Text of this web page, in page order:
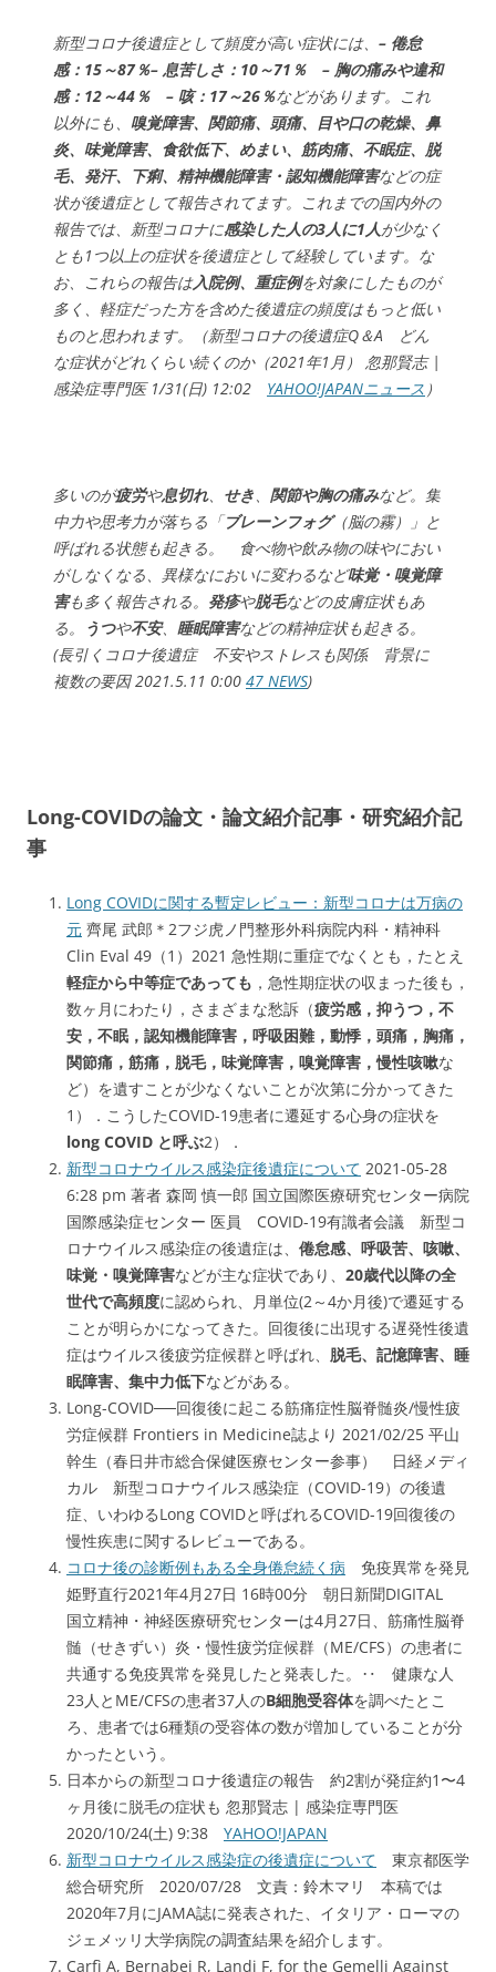
新型コロナ後遺症として頻度が高い症状には、 – 倦怠
感：15～87％– 息苦しさ：10～71％ – 胸の痛みや違和
感：12～44％ – 咳：17～26％などがあります。これ
以外にも、 嗅覚障害、関節痛、頭痛、目や口の乾燥、鼻
炎、味覚障害、食欲低下、めまい、筋肉痛、不眠症、脱
毛、発汗、下痢、精神機能障害・認知機能障害などの症
状が後遺症として報告されてます。これまでの国内外の
報告では、新型コロナに感染した人の3人に1人が少なく
とも1つ以上の症状を後遺症として経験しています。な
お、これらの報告は入院例、重症例を対象にしたものが
多く、軽症だった方を含めた後遺症の頻度はもっと低い
ものと思われます。（新型コロナの後遺症Q＆A どん
な症状がどれくらい続くのか（2021年1月） 忽那賢志 |
感染症専門医 1/31(日) 12:02 YAHOO!JAPANニュース ）
多いのが疲労や息切れ、 せき、 関節や胸の痛みなど。集
中力や思考力が落ちる「ブレーンフォグ（脳の霧）」と
呼ばれる状態も起きる。 食べ物や飲み物の味やにおい
がしなくなる、異様なにおいに変わるなど味覚・嗅覚障
害も多く報告される。 発疹や脱毛などの皮膚症状もあ
る。
うつや不安、 睡眠障害などの精神症状も起きる。
(長引くコロナ後遺症 不安やストレスも関係 背景に
複数の要因 2021.5.11 0:00 47 NEWS)
Long-COVIDの論文・論文紹介記事・研究紹介記
事
Long COVIDに関する暫定レビュー：新型コロナは万病の
元 齊尾 武郎＊2フジ虎ノ門整形外科病院内科・精神科
Clin Eval 49（1）2021 急性期に重症でなくとも，たとえ
軽症から中等症であっても ，急性期症状の収まった後も，
数ヶ月にわたり，さまざまな愁訴（疲労感，抑うつ，不
安，不眠，認知機能障害，呼吸困難，動悸，頭痛，胸痛，
関節痛，筋痛，脱毛，味覚障害，嗅覚障害，慢性咳嗽な
ど）を遺すことが少なくないことが次第に分かってきた
1）．こうしたCOVID-19患者に遷延する心身の症状を
long COVID と呼ぶ2）．
新型コロナウイルス感染症後遺症について 2021-05-28
6:28 pm 著者 森岡 慎一郎 国立国際医療研究センター病院
国際感染症センター 医員 COVID-19有識者会議 新型コ
ロナウイルス感染症の後遺症は、 倦怠感、呼吸苦、咳嗽、
味覚・嗅覚障害などが主な症状であり、 20歳代以降の全
世代で高頻度に認められ、月単位(2～4か月後)で遷延する
ことが明らかになってきた。回復後に出現する遅発性後遺
症はウイルス後疲労症候群と呼ばれ、 脱毛、記憶障害、睡
眠障害、集中力低下などがある。
Long-COVID──回復後に起こる筋痛症性脳脊髄炎/慢性疲
労症候群 Frontiers in Medicine誌より 2021/02/25 平山
幹生（春日井市総合保健医療センター参事） 日経メディ
カル 新型コロナウイルス感染症（COVID-19）の後遺
症、いわゆるLong COVIDと呼ばれるCOVID-19回復後の
慢性疾患に関するレビューである。
コロナ後の診断例もある全身倦怠続く病 免疫異常を発見
姫野直行2021年4月27日 16時00分 朝日新聞DIGITAL
国立精神・神経医療研究センターは4月27日、筋痛性脳脊
髄（せきずい）炎・慢性疲労症候群（ME/CFS）の患者に
共通する免疫異常を発見したと発表した。‥ 健康な人
23人とME/CFSの患者37人のB細胞受容体を調べたとこ
ろ、患者では6種類の受容体の数が増加していることが分
かったという。
日本からの新型コロナ後遺症の報告 約2割が発症約1〜4
ヶ月後に脱毛の症状も 忽那賢志 | 感染症専門医
2020/10/24(土) 9:38 YAHOO!JAPAN
新型コロナウイルス感染症の後遺症について 東京都医学
総合研究所 2020/07/28 文責：鈴木マリ 本稿では
2020年7月にJAMA誌に発表された、イタリア・ローマの
ジェメッリ大学病院の調査結果を紹介します。
Carfì A, Bernabei R, Landi F, for the Gemelli Against